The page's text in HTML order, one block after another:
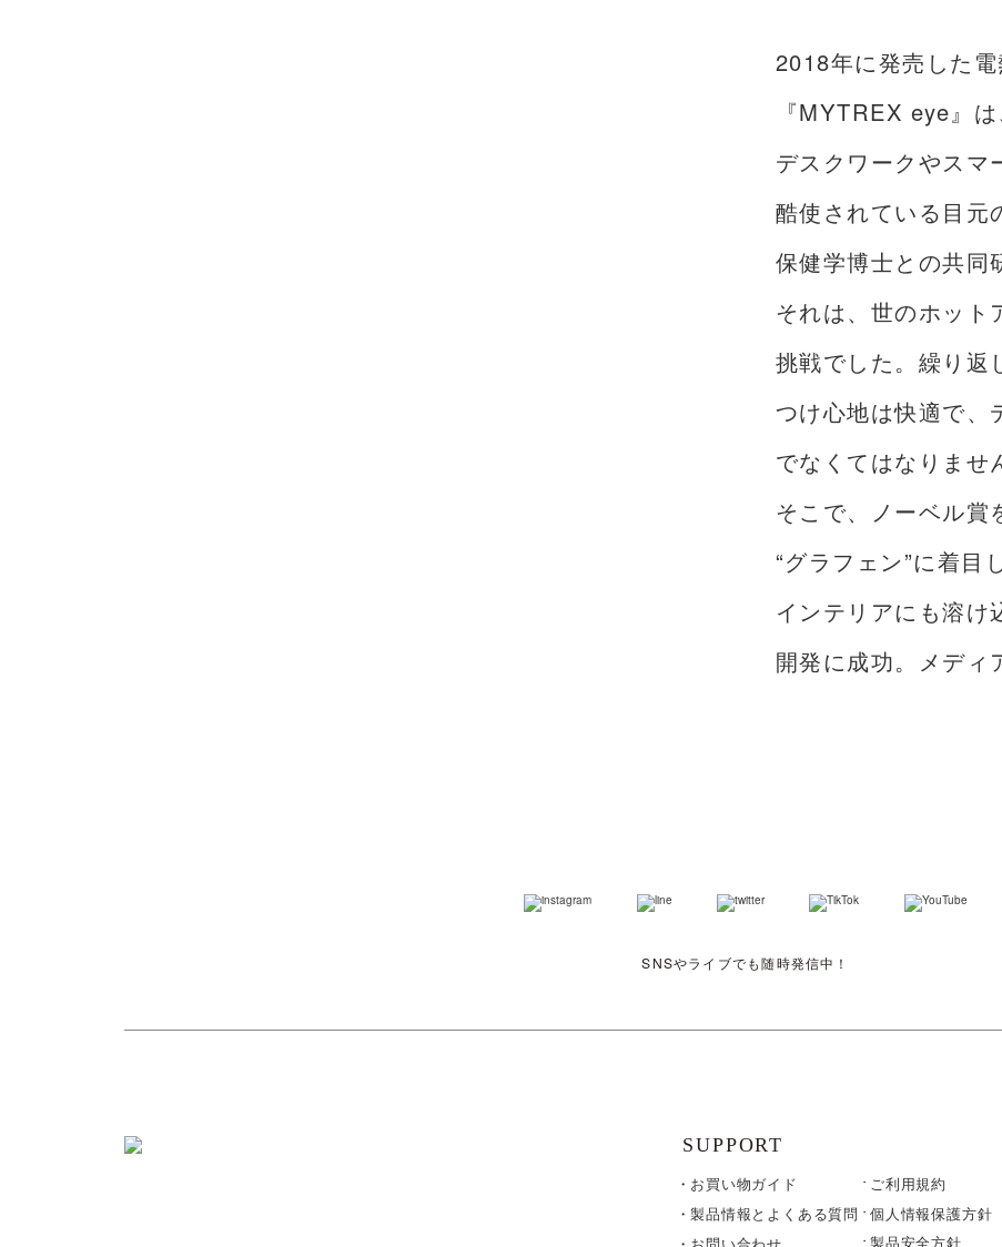
2018年に発売した
『MYTREX eye』は
デスクワークやスマ
酷使されている目元
保健学博士との共同
それは、世のホット
挑戦でした。繰り返
つけ心地は快適で、
でなくてはなりませ
そこで、ノーベル賞
“グラフェン”に着目
インテリアにも溶け
開発に成功。メディ
SNSやライブでも随時発信中！
SUPPORT
お買い物ガイド
製品情報とよくある質問
ご利用規約
個人情報保護方針
製品安全方針